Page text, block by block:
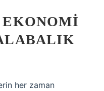
EKONOMI
her zaman